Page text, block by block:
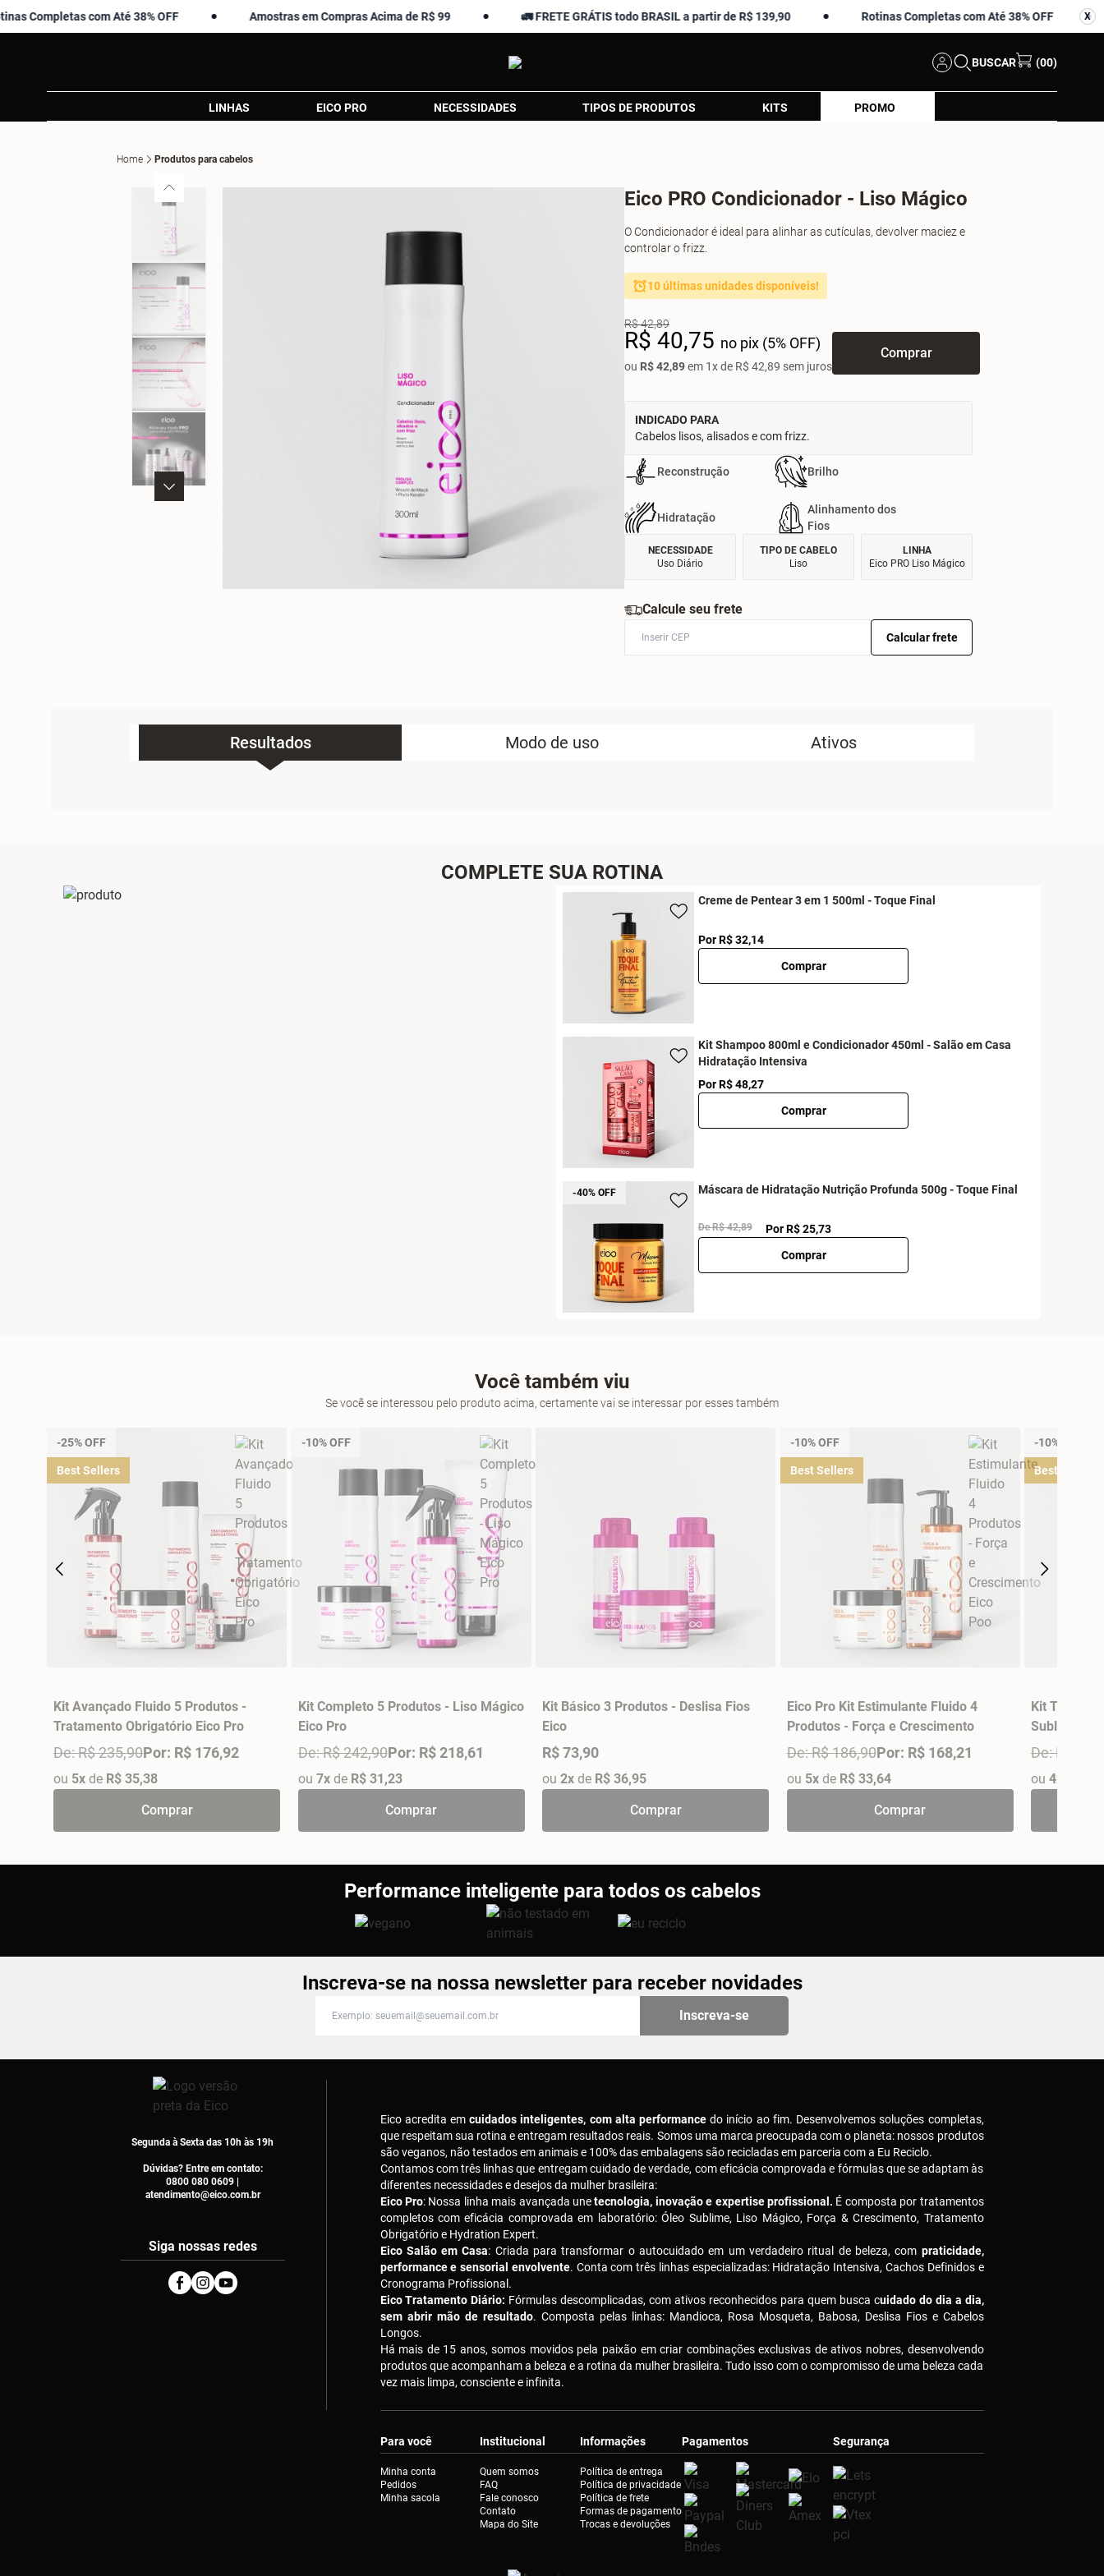
X
com Até 38% OFF Amostras em Compras Acima de R$ 99 🚛 FRETE GRÁTIS todo BRASIL a partir de R$ 139,90 Rotinas Completas com Até 38% OFF
X
BUSCAR (00)
LINHAS EICO PRO NECESSIDADES TIPOS DE PRODUTOS KITS PROMO
Home Produtos para cabelos
Eico PRO Condicionador - Liso Mágico
O Condicionador é ideal para alinhar as cutículas, devolver maciez e
controlar o frizz.
10 últimas unidades disponíveis!
R$ 42,89
R$ 40,75 no pix (5% OFF)
ou R$ 42,89em 1x de R$ 42,89 sem juros
Comprar
INDICADO PARA
Cabelos lisos, alisados e com frizz.
Reconstrução Brilho
Hidratação
Alinhamento dos
Fios
NECESSIDADE
Uso Diário
TIPO DE CABELO
Liso
LINHA
Eico PRO Liso Mágico
Calcule seu frete
Calcular frete
Resultados Modo de uso Ativos
COMPLETE SUA ROTINA
Creme de Pentear 3 em 1 500ml - Toque Final
Por R$ 32,14
Comprar
Kit Shampoo 800ml e Condicionador 450ml - Salão em Casa
Hidratação Intensiva
Por R$ 48,27
Comprar
-40% OFF Máscara de Hidratação Nutrição Profunda 500g - Toque Final
De R$ 42,89
Por R$ 25,73
Comprar
Você também viu
Se você se interessou pelo produto acima, certamente vai se interessar por esses também
-25% OFF
Best Sellers
Kit Avançado Fluido 5 Produtos -
Tratamento Obrigatório Eico Pro
De: R$ 235,90Por: R$ 176,92
ou 5x de R$ 35,38
Comprar
-10% OFF
Kit Completo 5 Produtos - Liso Mágico
Eico Pro
De: R$ 242,90Por: R$ 218,61
ou 7xde R$ 31,23
Comprar
Kit Básico 3 Produtos - Deslisa Fios
Eico
R$ 73,90
ou 2x de R$ 36,95
Comprar
-10% OFF
Best Sellers
Eico Pro Kit Estimulante Fluido 4
Produtos - Força e Crescimento
De: R$ 186,90Por: R$ 168,21
ou 5xde R$ 33,64
Comprar
-10% OFF
Best Sellers
Kit Trio
Sublime
De: R$
ou 4x
Performance inteligente para todos os cabelos
Inscreva-se na nossa newsletter para receber novidades
Inscreva-se
Segunda à Sexta das 10h às 19h
Dúvidas? Entre em contato:
0800 080 0609 |
atendimento@eico.com.br
Siga nossas redes
Facebook
Instagram
Youtube
Eico acredita emcuidados inteligentes, com alta performance do início ao fim. Desenvolvemos soluções completas,
que respeitam sua rotina e entregam resultados reais. Somos uma marca preocupada com o planeta: nossos produtos
são veganos, não testados em animais e 100% das embalagens são recicladas em parceria com a Eu Reciclo.
Contamos com três linhas que entregam cuidado de verdade, com eficácia comprovada e fórmulas que se adaptam às
diferentes necessidades e desejos da mulher brasileira:
Eico Pro: Nossa linha mais avançada unetecnologia, inovação e expertise profissional. É composta por tratamentos
completos com eficácia comprovada em laboratório: Óleo Sublime, Liso Mágico, Força & Crescimento, Tratamento
Obrigatório e Hydration Expert.
Eico Salão em Casa: Criada para transformar o autocuidado em um verdadeiro ritual de beleza, com praticidade,
performance e sensorial envolvente. Conta com três linhas especializadas: Hidratação Intensiva, Cachos Definidos e
Cronograma Profissional.
Eico Tratamento Diário: Fórmulas descomplicadas, com ativos reconhecidos para quem busca cuidado do dia a dia,
sem abrir mão de resultado. Composta pelas linhas: Mandioca, Rosa Mosqueta, Babosa, Deslisa Fios e Cabelos
Longos.
Há mais de 15 anos, somos movidos pela paixão em criar combinações exclusivas de ativos nobres, desenvolvendo
produtos que acompanham a beleza e a rotina da mulher brasileira. Tudo isso com o compromisso de uma beleza cada
vez mais limpa, consciente e infinita.
Para você
Minha conta
Pedidos
Minha sacola
Institucional
Quem somos
FAQ
Fale conosco
Contato
Mapa do Site
Informações
Política de entrega
Política de privacidade
Política de frete
Formas de pagamento
Trocas e devoluções
Pagamentos Segurança